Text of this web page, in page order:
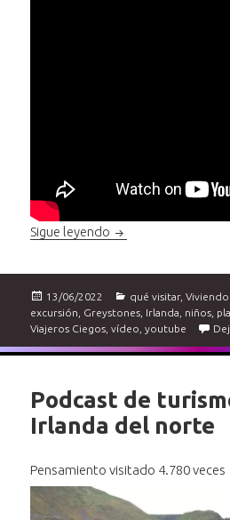
Sigue leyendo Greystones con niños
Publicado
el
13/06/2022 Categorías
qué visitar,
excursión
Greystones Irlanda niños
Viajeros Ciegos ,vídeo ,youtube
Podcast de
Irlanda del norte
Pensamiento visitado 4.780 veces